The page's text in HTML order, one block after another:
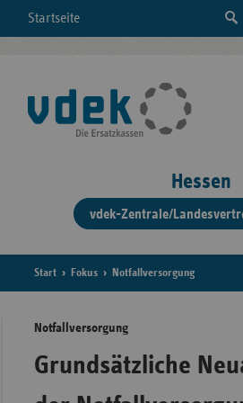
Startseite
Hessen
vdek-Zentrale/
Start Fokus Notfallversorgung
Notfallversorgung
Grundsätzliche